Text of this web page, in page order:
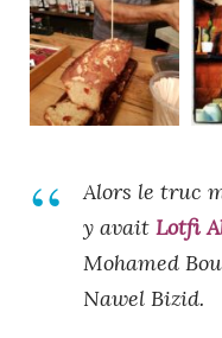
Alors le truc
y avait Lotfi
Mohamed
Nawel Bizid.